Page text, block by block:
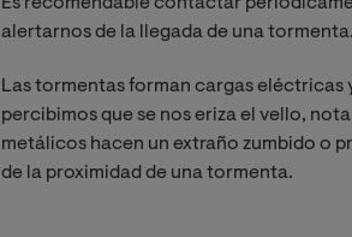
Es recomendable contactar
alertarnos de la llegada de una tormenta.
Las tormentas forman cargas eléctricas
percibimos que se nos eriza el vello,
metálicos hacen un extraño zumbido o
de la proximidad de una tormenta.